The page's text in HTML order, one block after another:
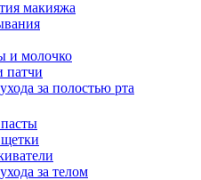
макияжа
и молочко
патчи
за полостью рта
за телом